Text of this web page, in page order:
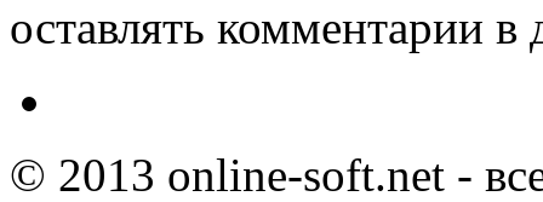
оставлять комментарии в
© 2013 online-soft.net -